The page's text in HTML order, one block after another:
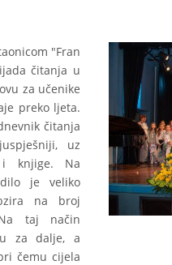
"Fran
čitanja u
za učenike
preko ljeta.
čitanja
uz
i knjige. Na
je veliko
na broj
taj način
za dalje, a
čemu cijela